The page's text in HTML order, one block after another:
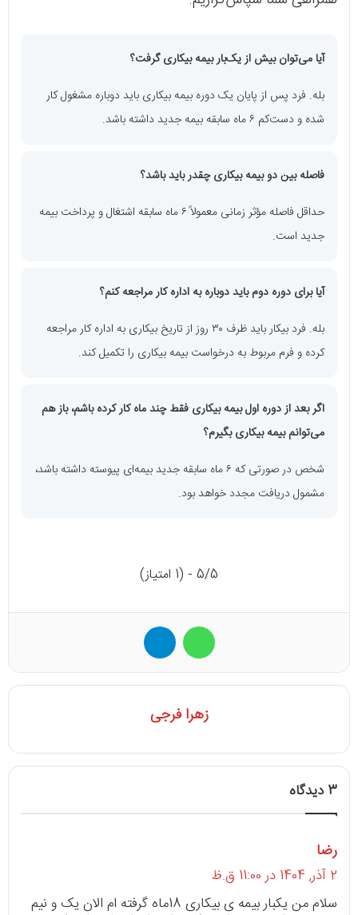
آیا می‌توان بیش از یک‌بار بیمه بیکاری گرفت؟
بله. فرد پس از پایان یک دوره بیمه بیکاری باید دوباره مشغول کار
شده و دست‌کم ۶ ماه سابقه بیمه جدید داشته باشد.
فاصله بین دو بیمه بیکاری چقدر باید باشد؟
حداقل فاصله مؤثر زمانی معمولاً ۶ ماه سابقه اشتغال و پرداخت بیمه
جدید است.
آیا برای دوره دوم باید دوباره به اداره کار مراجعه کنم؟
بله. فرد بیکار باید ظرف ۳۰ روز از تاریخ بیکاری به اداره کار مراجعه
کرده و فرم مربوط به درخواست بیمه بیکاری را تکمیل کند.
اگر بعد از دوره اول بیمه بیکاری فقط چند ماه کار کرده باشم، باز هم
می‌توانم بیمه بیکاری بگیرم؟
شخص در صورتی که ۶ ماه سابقه جدید بیمه‌ای پیوسته داشته باشد،
مشمول دریافت مجدد خواهد بود.
5/5 - (1 امتیاز)
واتس آپ
زهرا فرجی
3 دیدگاه
رضا
ف
ت
2 آذر, 1404 در 11:00 ق.ظ
سلام من یکبار بیمه ی بیکاری 18ماه گرفته ام الان یک و نیم